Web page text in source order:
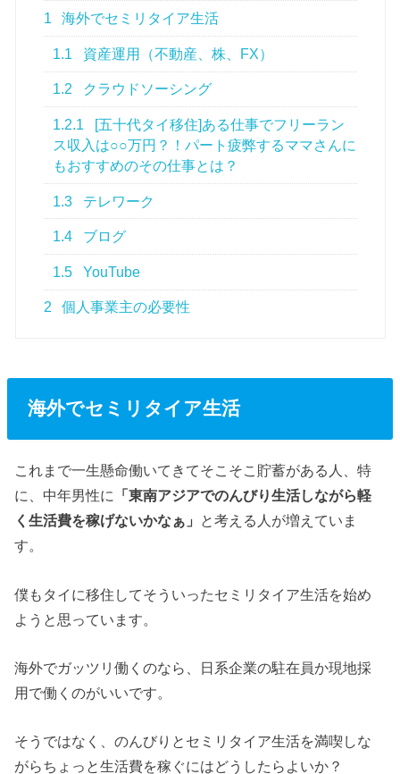
1 海外でセミリタイア生活
1.1 資産運用（不動産、株、FX）
1.2 クラウドソーシング
1.2.1
[五十代タイ移住]ある仕事でフリーラン
ス収入は○○万円？！パート疲弊するママさんに
もおすすめのその仕事とは？
1.3 テレワーク
1.4 ブログ
1.5 YouTube
2 個人事業主の必要性
海外でセミリタイア生活
これまで一生懸命働いてきてそこそこ貯蓄がある人、特
に、中年男性に
「東南アジアでのんびり生活しながら軽
く生活費を稼げないかなぁ」 と考える人が増えていま
す。
僕もタイに移住してそういったセミリタイア生活を始め
ようと思っています。
海外でガッツリ働くのなら、日系企業の駐在員か現地採
用で働くのがいいです。
そうではなく、のんびりとセミリタイア生活を満喫しな
がらちょっと生活費を稼ぐにはどうしたらよいか？